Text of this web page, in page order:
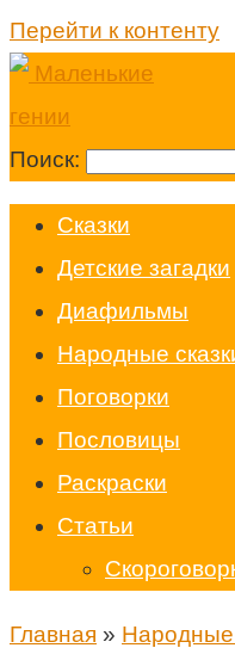
Перейти к контенту
Поиск:
Cказки
Детские загадки
Диафильмы
Народные
Поговорки
Пословицы
Раскраски
Статьи
Главная » Народные